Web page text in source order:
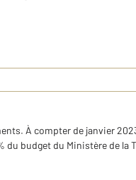
À compter de janvier
budget du Ministère de